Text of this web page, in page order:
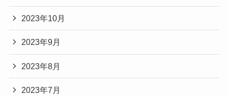
2023年10月
2023年9月
2023年8月
2023年7月